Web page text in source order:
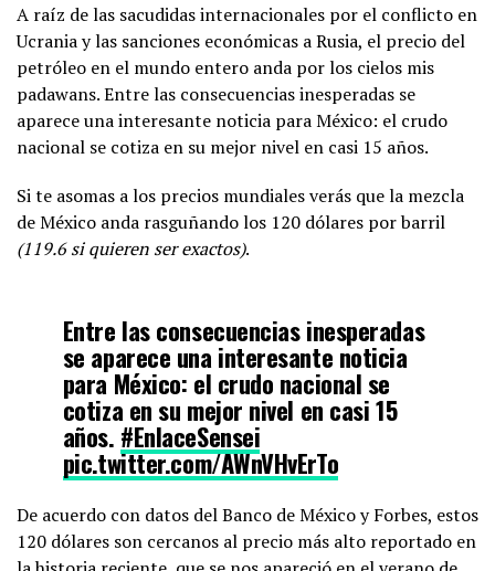
A raíz de las sacudidas internacionales por el conflicto en
Ucrania y las sanciones económicas a Rusia, el precio del
petróleo en el mundo entero anda por los cielos mis
padawans. Entre las consecuencias inesperadas se
aparece una interesante noticia para México: el crudo
nacional se cotiza en su mejor nivel en casi 15 años.
Si te asomas a los precios mundiales verás que la mezcla
de México anda rasguñando los 120 dólares por barril
(119.6 si quieren ser exactos).
Entre las consecuencias inesperadas
se aparece una interesante noticia
para México: el crudo nacional se
cotiza en su mejor nivel en casi 15
años. #EnlaceSensei
pic.twitter.com/AWnVHvErTo
— Enlace Sensei (@EnlaceSensei)March 9, 2022
De acuerdo con datos del Banco de México y Forbes, estos
120 dólares son cercanos al precio más alto reportado en